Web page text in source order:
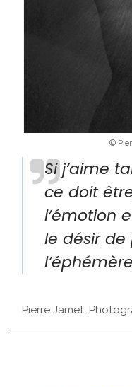
©
Si j’aime
ce doit
l’émotion
le désir
Pierre Jamet,